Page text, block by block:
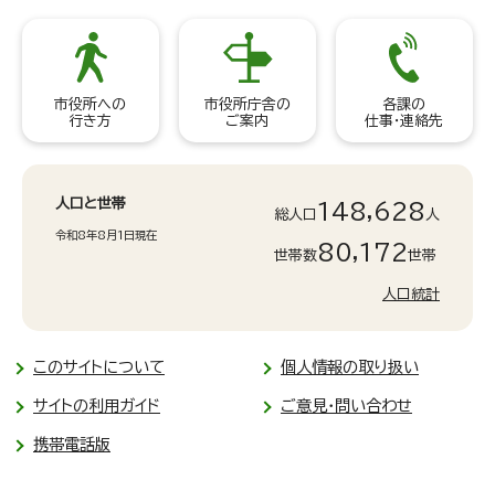
市役所への
行き方
市役所庁舎の
ご案内
各課の
仕事・連絡先
人口と世帯
令和8年8月1日現在
総人口 148,628 人
世帯数80,172世帯
人口統計
このサイトについて 個人情報の取り扱い
サイトの利用ガイド ご意見・問い合わせ
携帯電話版